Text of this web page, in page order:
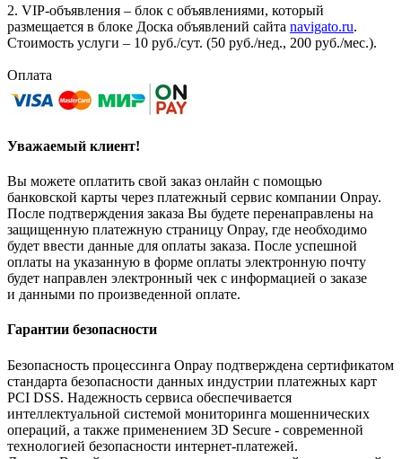
2. VIP-объявления – блок с объявлениями, который
размещается в блоке Доска объявлений сайта navigato.ru.
Стоимость услуги – 10 руб./сут. (50 руб./нед., 200 руб./мес.).
Оплата
Уважаемый клиент!
Вы можете оплатить свой заказ онлайн с помощью
банковской карты через платежный сервис компании Onpay.
После подтверждения заказа Вы будете перенаправлены на
защищенную платежную страницу Onpay, где необходимо
будет ввести данные для оплаты заказа. После успешной
оплаты на указанную в форме оплаты электронную почту
будет направлен электронный чек с информацией о заказе
и данными по произведенной оплате.
Гарантии безопасности
Безопасность процессинга Onpay подтверждена сертификатом
стандарта безопасности данных индустрии платежных карт
PCI DSS. Надежность сервиса обеспечивается
интеллектуальной системой мониторинга мошеннических
операций, а также применением 3D Secure - современной
технологией безопасности интернет-платежей.